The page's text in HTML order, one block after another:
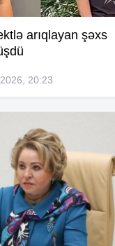
arıqlayan şəxs
20:23